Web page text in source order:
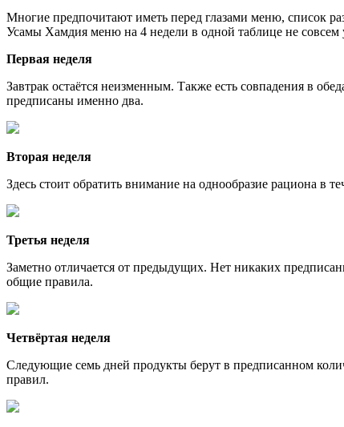
Многие предпочитают иметь перед глазами меню, список
Усамы Хамдия меню на 4 недели в одной таблице не совсем
Первая неделя
Завтрак остаётся неизменным. Также есть совпадения в
предписаны именно два.
Вторая неделя
Здесь стоит обратить внимание на однообразие рациона в
Третья неделя
Заметно отличается от предыдущих. Нет никаких
общие правила.
Четвёртая неделя
Следующие семь дней продукты берут в предписанном
правил.